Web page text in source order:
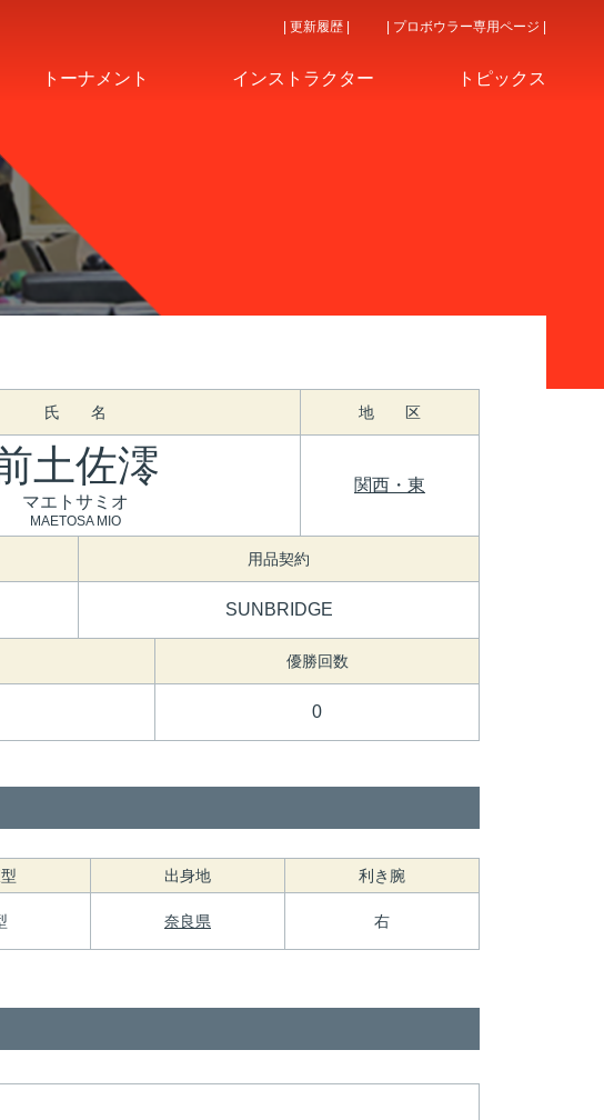
トーナメント インストラクター トピックス
| 更新履歴 | | プロボウラー専用ページ |
氏 名 地 区
土佐澪
マエトサミオ
MAETOSA MIO
関西・東
用品契約
SUNBRIDGE
優勝回数
0
出身地 利き腕
奈良県 右